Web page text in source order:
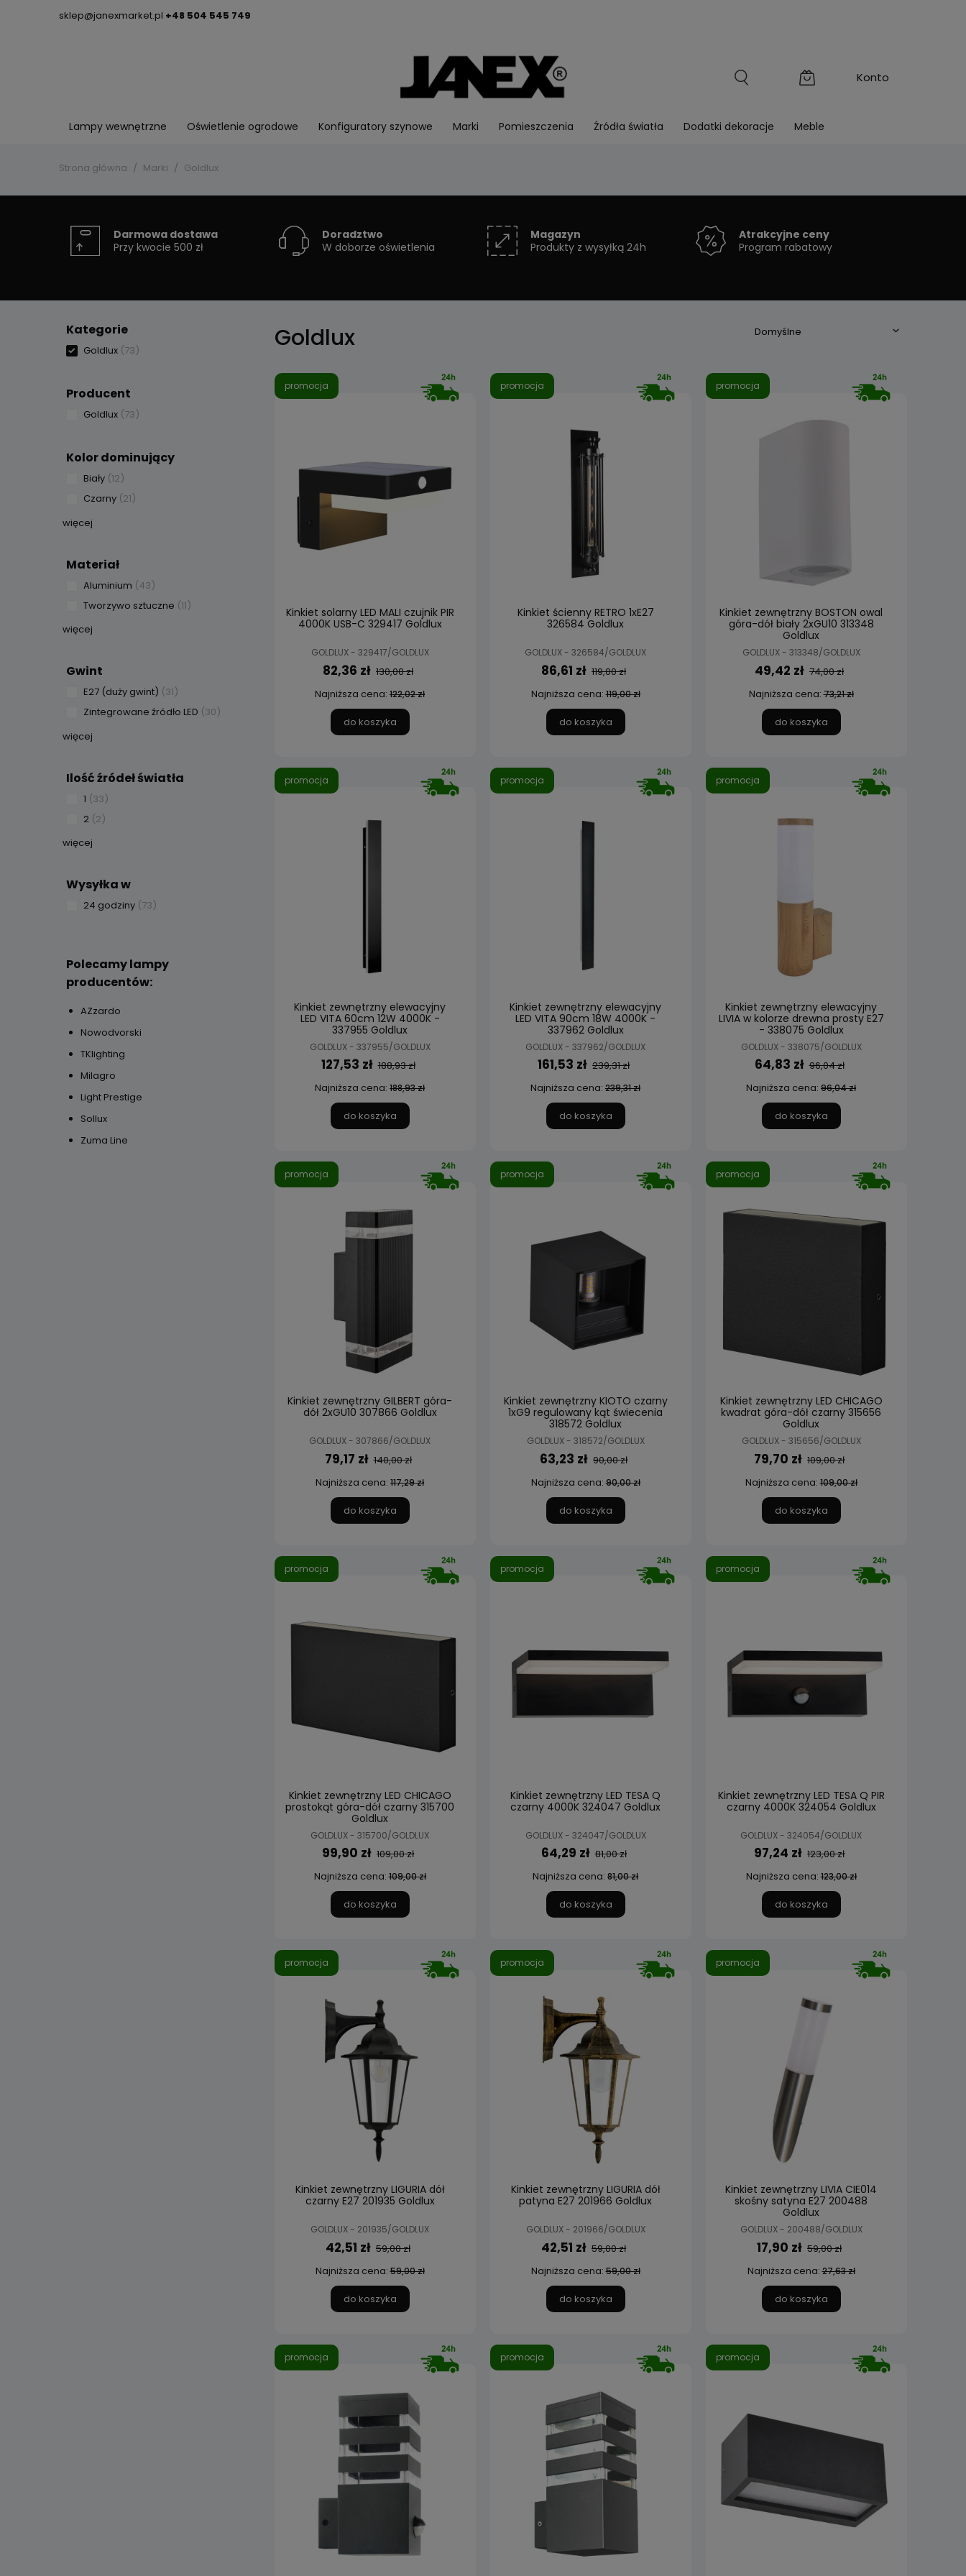
sklep@janexmarket.pl +48 504 545 749
Lampy wewnętrzne Oświetlenie ogrodowe Konfiguratory szynowe Marki Pomieszczenia Źródła światła Dodatki dekoracje Meble
Strona główna Marki Goldlux
Darmowa dostawa
Przy kwocie 500 zł
Doradztwo
W doborze oświetlenia
Magazyn
Produkty z wysyłką 24h
Atrakcyjne ceny
Program rabatowy
Kategorie
Goldlux (73)
Producent
Goldlux (73)
Kolor dominujący
Biały (12)
Czarny (21)
więcej
Materiał
Aluminium (43)
Tworzywo sztuczne (11)
więcej
Gwint
E27 (duży gwint) (31)
Zintegrowane źródło LED (30)
więcej
Ilość źródeł światła
1 (33)
2 (2)
więcej
Wysyłka w
24 godziny (73)
Polecamy lampy
producentów:
AZzardo
Nowodvorski
TKlighting
Milagro
Light Prestige
Sollux
Zuma Line
Goldlux
Kinkiet solarny LED MALI czujnik PIR
4000K USB-C 329417 Goldlux
GOLDLUX - 329417/GOLDLUX
82,36 zł 130,00 zł
Najniższa cena: 122,02 zł
do koszyka
promocja
Kinkiet ścienny RETRO 1xE27
326584 Goldlux
GOLDLUX - 326584/GOLDLUX
86,61 zł 119,00 zł
Najniższa cena:119,00 zł
do koszyka
promocja
Kinkiet zewnętrzny BOSTON owal
góra-dół biały 2xGU10 313348
Goldlux
GOLDLUX - 313348/GOLDLUX
49,42 zł 74,00 zł
Najniższa cena:73,21 zł
do koszyka
promocja
Kinkiet zewnętrzny elewacyjny
LED VITA 60cm 12W 4000K -
337955 Goldlux
GOLDLUX - 337955/GOLDLUX
127,53 zł 188,93 zł
Najniższa cena: 188,93 zł
do koszyka
promocja
Kinkiet zewnętrzny elewacyjny
LED VITA 90cm 18W 4000K -
337962 Goldlux
GOLDLUX - 337962/GOLDLUX
161,53 zł 239,31 zł
Najniższa cena: 239,31 zł
do koszyka
promocja
Kinkiet zewnętrzny elewacyjny
LIVIA w kolorze drewna prosty E27
- 338075 Goldlux
GOLDLUX - 338075/GOLDLUX
64,83 zł 96,04 zł
Najniższa cena: 96,04 zł
do koszyka
promocja
Kinkiet zewnętrzny GILBERT góra-
dół 2xGU10 307866 Goldlux
GOLDLUX - 307866/GOLDLUX
79,17 zł 140,00 zł
Najniższa cena: 117,29 zł
do koszyka
promocja
Kinkiet zewnętrzny KIOTO czarny
1xG9 regulowany kąt świecenia
318572 Goldlux
GOLDLUX - 318572/GOLDLUX
63,23 zł 90,00 zł
Najniższa cena:90,00 zł
do koszyka
promocja
Kinkiet zewnętrzny LED CHICAGO
kwadrat góra-dół czarny 315656
Goldlux
GOLDLUX - 315656/GOLDLUX
79,70 zł 109,00 zł
Najniższa cena:109,00 zł
do koszyka
promocja
Kinkiet zewnętrzny LED CHICAGO
prostokąt góra-dół czarny 315700
Goldlux
GOLDLUX - 315700/GOLDLUX
99,90 zł 109,00 zł
Najniższa cena:109,00 zł
do koszyka
promocja
Kinkiet zewnętrzny LED TESA Q
czarny 4000K 324047 Goldlux
GOLDLUX - 324047/GOLDLUX
64,29 zł 81,00 zł
Najniższa cena: 81,00 zł
do koszyka
promocja
Kinkiet zewnętrzny LED TESA Q PIR
czarny 4000K 324054 Goldlux
GOLDLUX - 324054/GOLDLUX
97,24 zł 123,00 zł
Najniższa cena:123,00 zł
do koszyka
promocja
Kinkiet zewnętrzny LIGURIA dół
czarny E27 201935 Goldlux
GOLDLUX - 201935/GOLDLUX
42,51 zł 59,00 zł
Najniższa cena:59,00 zł
do koszyka
promocja
Kinkiet zewnętrzny LIGURIA dół
patyna E27 201966 Goldlux
GOLDLUX - 201966/GOLDLUX
42,51 zł 59,00 zł
Najniższa cena:59,00 zł
do koszyka
promocja
Kinkiet zewnętrzny LIVIA CIE014
skośny satyna E27 200488
Goldlux
GOLDLUX - 200488/GOLDLUX
17,90 zł 59,00 zł
Najniższa cena:27,63 zł
do koszyka
promocja
promocja promocja promocja